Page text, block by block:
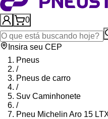
0
Insira seu CEP
Pneus
/
Pneus de carro
/
Suv Caminhonete
/
Pneu Michelin Aro 15